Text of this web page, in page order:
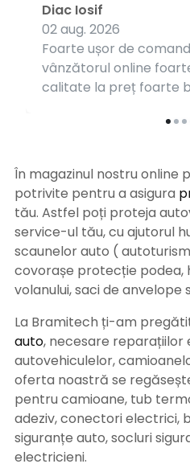
Foarte ușor de
vânzătorul online
calitate la preț foarte
Diac Iosif
02 aug. 2026
În magazinul nostru online
potrivite pentru a asigura
tău. Astfel poți proteja
service-ul tău, cu ajutorul
scaunelor auto (
covorașe protecție podea,
volanului, saci de anvelope
La Bramitech ți-am
auto, necesare reparațiilor
autovehiculelor,
oferta noastră se
pentru camioane, tub
adeziv, conectori electrici,
siguranțe auto, socluri
electricieni.